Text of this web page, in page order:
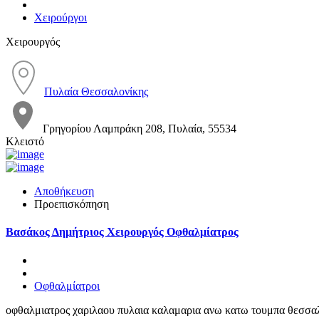
Χειρούργοι
Χειρουργός
Πυλαία Θεσσαλονίκης
Γρηγορίου Λαμπράκη 208, Πυλαία, 55534
Κλειστό
Αποθήκευση
Προεπισκόπηση
Βασάκος Δημήτριος Χειρουργός Οφθαλμίατρος
Οφθαλμίατροι
οφθαλμιατρος χαριλαου πυλαια καλαμαρια ανω κατω τουμπα